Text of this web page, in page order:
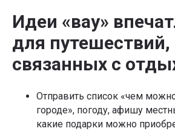
Идеи «вау»
для путешествий,
связанных с
Отправить список «чем
городе», погоду, афишу
какие подарки можно